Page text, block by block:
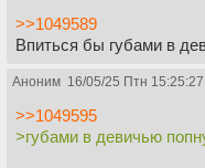
>>1049589
Впиться бы губами в
Аноним 16/05/25 Птн 15:25:27
>>1049595
>губами в девичью